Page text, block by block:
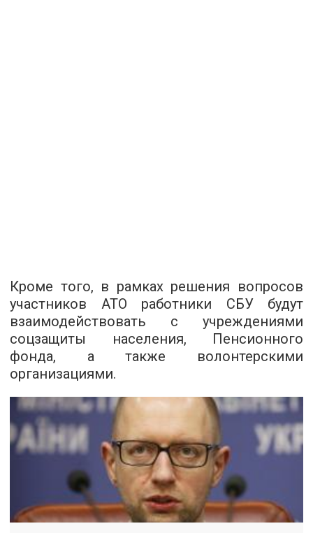
Кроме того, в рамках решения вопросов
участников АТО работники СБУ будут
взаимодействовать с учреждениями
соцзащиты населения, Пенсионного
фонда, а также волонтерскими
организациями.